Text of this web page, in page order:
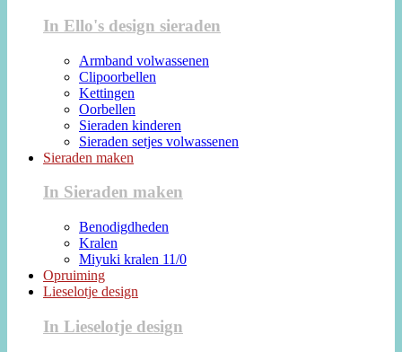
In Ello's design sieraden
Armband volwassenen
Clipoorbellen
Kettingen
Oorbellen
Sieraden kinderen
Sieraden setjes volwassenen
Sieraden maken
In Sieraden maken
Benodigdheden
Kralen
Miyuki kralen 11/0
Opruiming
Lieselotje design
In Lieselotje design